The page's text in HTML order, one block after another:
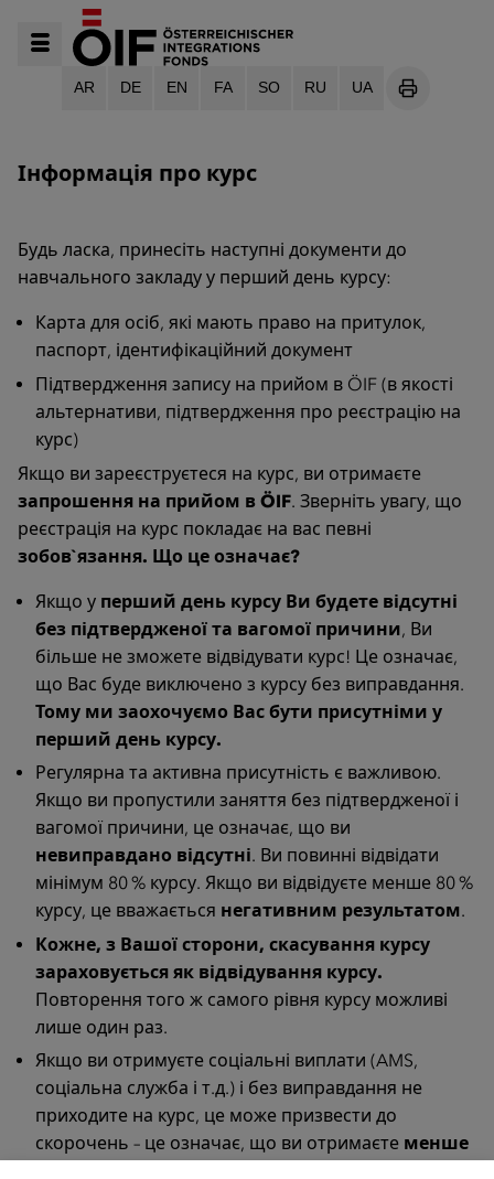
AR DE EN FA SO RU
UA
Інформація про курс
Будь ласка, принесіть наступні документи до
навчального закладу у перший день курсу:
Карта для осіб, які мають право на притулок,
паспорт, ідентифікаційний документ
Підтвердження запису на прийом в ÖIF (в якості
альтернативи, підтвердження про реєстрацію на
курс)
Якщо ви зареєструєтеся на курс, ви отримаєте
запрошення на прийом в ÖIF. Зверніть увагу, що
реєстрація на курс покладає на вас певні
зобов`язання. Що це означає?
Якщо у перший день курсу Ви будете відсутні
без підтвердженої та вагомої причини, Ви
більше не зможете відвідувати курс! Це означає,
що Вас буде виключено з курсу без виправдання.
Тому ми заохочуємо Вас бути присутніми у
перший день курсу.
Регулярна та активна присутність є важливою.
Якщо ви пропустили заняття без підтвердженої і
вагомої причини, це означає, що ви
невиправдано відсутні. Ви повинні відвідати
мінімум 80 % курсу. Якщо ви відвідуєте менше 80 %
курсу, це вважається негативним результатом.
Кожне, з Вашої сторони, скасування курсу
зараховується як відвідування курсу.
Повторення того ж самого рівня курсу можливі
лише один раз.
Якщо ви отримуєте соціальні виплати (AMS,
соціальна служба і т.д.) і без виправдання не
приходите на курс, це може призвести до
скорочень – це означає, що ви отримаєте менше